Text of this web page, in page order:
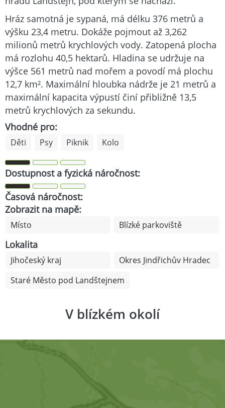
Hráz samotná je sypaná, má délku 376 metrů a
výšku 23,4 metru. Dokáže pojmout až 3,262
milionů metrů krychlových vody. Zatopená plocha
má rozlohu 40,5 hektarů. Hladina se udržuje na
výšce 561 metrů nad mořem a povodí má plochu
12,7 km². Maximální hloubka nádrže je 21 metrů a
maximální kapacita výpustí činí přibližně 13,5
metrů krychlových za sekundu.
Vhodné pro:
Děti Psy Piknik Kolo
Dostupnost a fyzická náročnost:
Časová náročnost:
Zobrazit na mapě:
Místo Blízké parkoviště
Lokalita
Jihočeský kraj
Okres Jindřichův Hradec
Staré Město pod Landštejnem
V blízkém okolí